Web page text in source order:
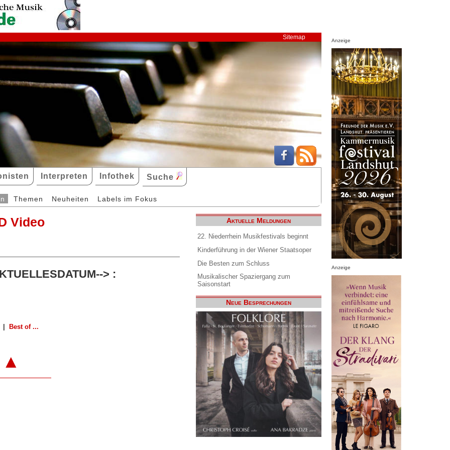
Sitemap
Interpreten Infothek Suche
Themen Neuheiten Labels im Fokus
Video
> :
Best of ...
▲
Aktuelle Meldungen
22. Niederrhein Musikfestivals beginnt
Kinderführung in der Wiener Staatsoper
Die Besten zum Schluss
Musikalischer Spaziergang zum
Saisonstart
Neue Besprechungen
Anzeige
Anzeige